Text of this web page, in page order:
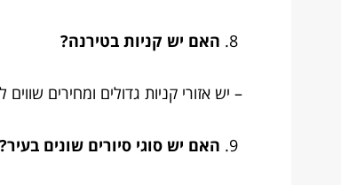
האם יש קניות בטירנה?
– יש אזורי קניות גדולים ומחירים
האם יש סוגי סיורים שונים בעיר?